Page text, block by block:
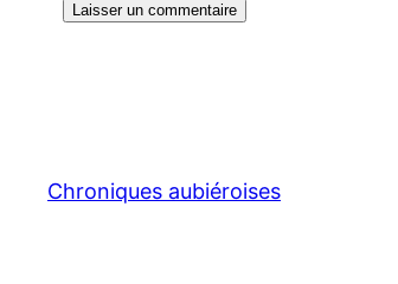
Chroniques aubiéroises